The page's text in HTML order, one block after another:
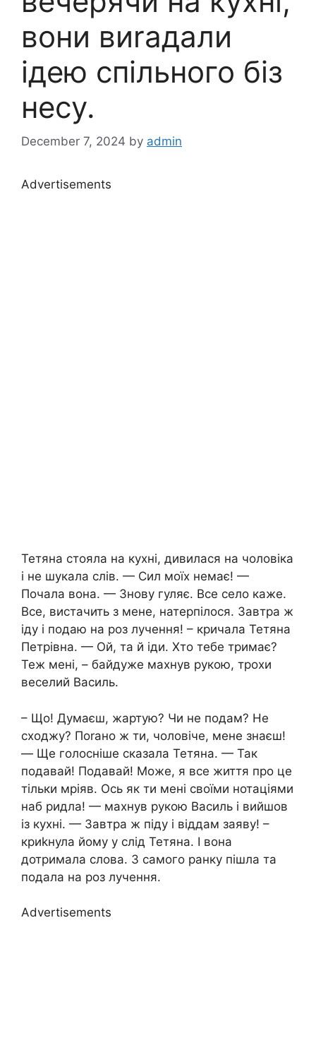
вони виrадали
ідею спільного біз
несу.
December 7, 2024 by admin
Advertisements
Тетяна стояла на кухні, дивилася на чоловіка
і не шукала слів. — Сил моїх немає! —
Почала вона. — Знову гуляє. Все село каже.
Все, вистачить з мене, натерпілося. Завтра ж
іду і подаю на роз лучення! – кричала Тетяна
Петрівна. — Ой, та й іди. Хто тебе тримає?
Теж мені, – байдуже махнув рукою, трохи
веселий Василь.
– Що! Думаєш, жартую? Чи не подам? Не
сходжу? Поrано ж ти, чоловіче, мене знаєш!
— Ще голосніше сказала Тетяна. — Так
подавай! Подавай! Може, я все життя про це
тільки мріяв. Ось як ти мені своїми нотаціями
наб ридла! — махнув рукою Василь і вийшов
із кухні. — Завтра ж піду і віддам заяву! –
криkнула йому у слід Тетяна. І вона
дотримала слова. З самого ранку пішла та
подала на роз лучення.
Advertisements